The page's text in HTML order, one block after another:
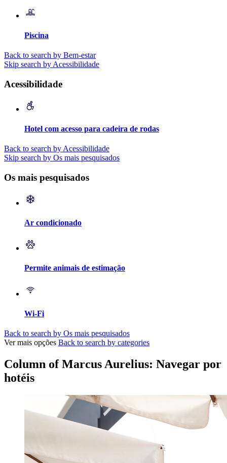
Piscina
Back to search by Bem-estar
Skip search by Acessibilidade
Acessibilidade
Hotel com acesso para cadeira de rodas
Back to search by Acessibilidade
Skip search by Os mais pesquisados
Os mais pesquisados
Ar condicionado
Permite animais de estimação
Wi-Fi
Back to search by Os mais pesquisados
Ver mais opções Back to search by categories
Column of Marcus Aurelius: Navegar por
hotéis